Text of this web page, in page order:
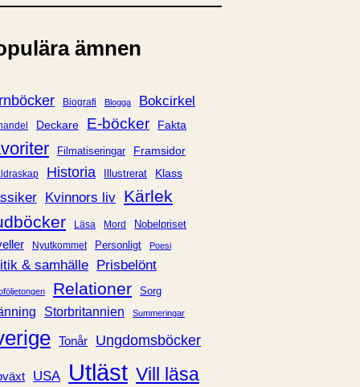
ämnen
Biografi Blogga Bokcirkel
Deckare E-böcker Fakta
Filmatiseringar Framsidor
Historia Illustrerat Klass
Kvinnors liv Kärlek
Läsa Mord Nobelpriset
Nyutkommet Personligt Poesi
& samhälle Prisbelönt
Relationer Sorg
Storbritannien Summeringar
Tonår Ungdomsböcker
USA Utläst Vill läsa